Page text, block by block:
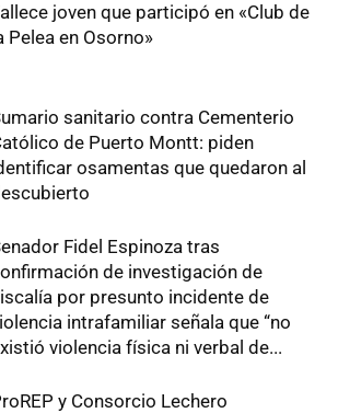
joven que participó en «Club de
Pelea en Osorno»
sanitario contra Cementerio
de Puerto Montt: piden
osamentas que quedaron al
Fidel Espinoza tras
de investigación de
por presunto incidente de
intrafamiliar señala que “no
violencia física ni verbal de...
y Consorcio Lechero